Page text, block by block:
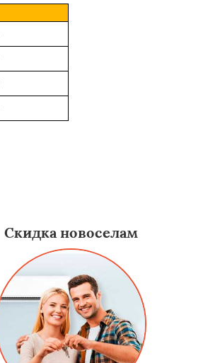
Скидка новоселам